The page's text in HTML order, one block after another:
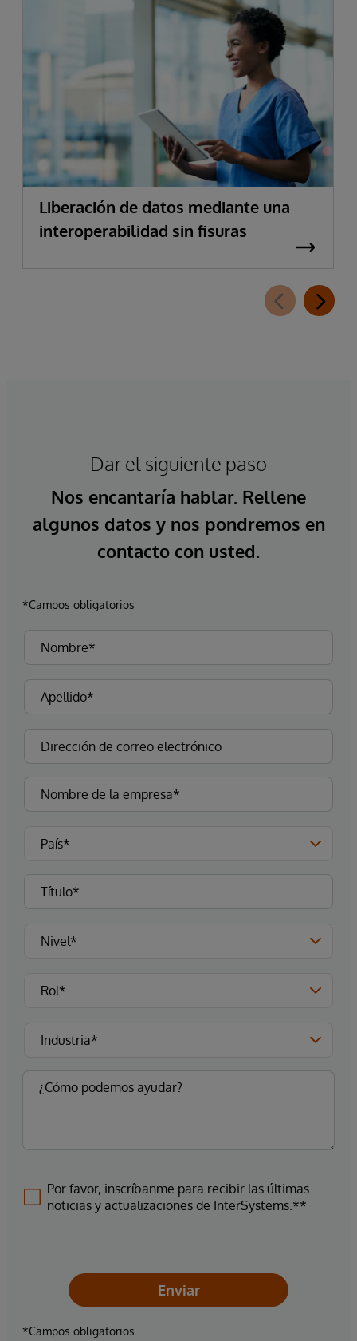
Liberación de datos mediante una
interoperabilidad sin fisuras
Dar el siguiente paso
Nos encantaría hablar. Rellene
algunos datos y nos pondremos en
contacto con usted.
*Campos obligatorios
Por favor, inscríbanme para recibir las últimas
noticias y actualizaciones de InterSystems.**
Enviar
*Campos obligatorios